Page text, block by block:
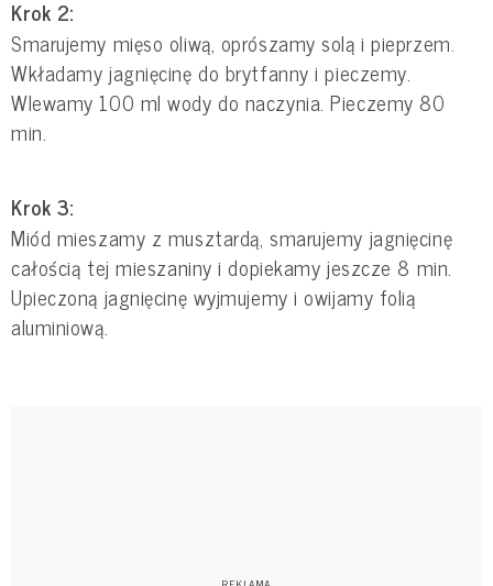
Krok 2:
Smarujemy mięso oliwą, oprószamy solą i pieprzem.
Wkładamy jagnięcinę do brytfanny i pieczemy.
Wlewamy 100 ml wody do naczynia. Pieczemy 80
min.
Krok 3:
Miód mieszamy z musztardą, smarujemy jagnięcinę
całością tej mieszaniny i dopiekamy jeszcze 8 min.
Upieczoną jagnięcinę wyjmujemy i owijamy folią
aluminiową.